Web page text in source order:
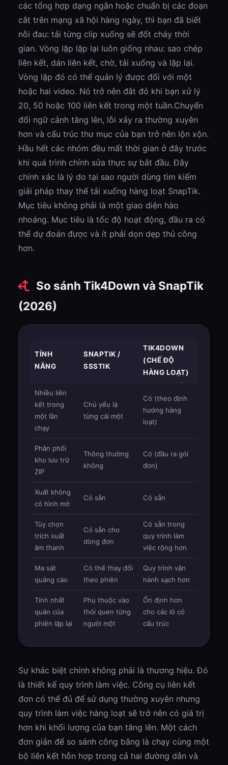
các tổng hợp dạng ngắn hoặc chuẩn bị các đoạn
cắt trên mạng xã hội hàng ngày, thì bạn đã biết
nỗi đau: tải từng clip xuống sẽ đốt cháy thời
gian. Vòng lặp lặp lại luôn giống nhau: sao chép
liên kết, dán liên kết, chờ, tải xuống và lặp lại.
Vòng lặp đó có thể quản lý được đối với một
hoặc hai video. Nó trở nên đắt đỏ khi bạn xử lý
20, 50 hoặc 100 liên kết trong một tuần.Chuyển
đổi ngữ cảnh tăng lên, lỗi xảy ra thường xuyên
hơn và cấu trúc thư mục của bạn trở nên lộn xộn.
Hầu hết các nhóm đều mất thời gian ở đây trước
khi quá trình chỉnh sửa thực sự bắt đầu. Đây
chính xác là lý do tại sao người dùng tìm kiếm
giải pháp thay thế tải xuống hàng loạt SnapTik.
Mục tiêu không phải là một giao diện hào
nhoáng. Mục tiêu là tốc độ hoạt động, đầu ra có
thể dự đoán được và ít phải dọn dẹp thủ công
hơn.
So sánh Tik4Down và SnapTik
(2026)
TÍNH
NĂNG
SNAPTIK /
SSSTIK
TIK4DOWN
(CHẾ ĐỘ
HÀNG LOẠT)
Nhiều liên
kết trong
một lần
chạy
Chủ yếu là
từng cái một
Có (theo định
hướng hàng
loạt)
Phân phối
kho lưu trữ
ZIP
Thông thường
không
Có (đầu ra gói
đơn)
Xuất không
có hình mờ
Có sẵn Có sẵn
Tùy chọn
trích xuất
âm thanh
Có sẵn cho
dòng đơn
Có sẵn trong
quy trình làm
việc rộng hơn
Ma sát
quảng cáo
Có thể thay đổi
theo phiên
Quy trình vận
hành sạch hơn
Tính nhất
quán của
phiên lặp lại
Phụ thuộc vào
thói quen từng
người một
Ổn định hơn
cho các lô có
cấu trúc
Sự khác biệt chính không phải là thương hiệu. Đó
là thiết kế quy trình làm việc. Công cụ liên kết
đơn có thể đủ để sử dụng thường xuyên nhưng
quy trình làm việc hàng loạt sẽ trở nên có giá trị
hơn khi khối lượng của bạn tăng lên. Một cách
đơn giản để so sánh công bằng là chạy cùng một
bộ liên kết hỗn hợp trong cả hai đường dẫn và